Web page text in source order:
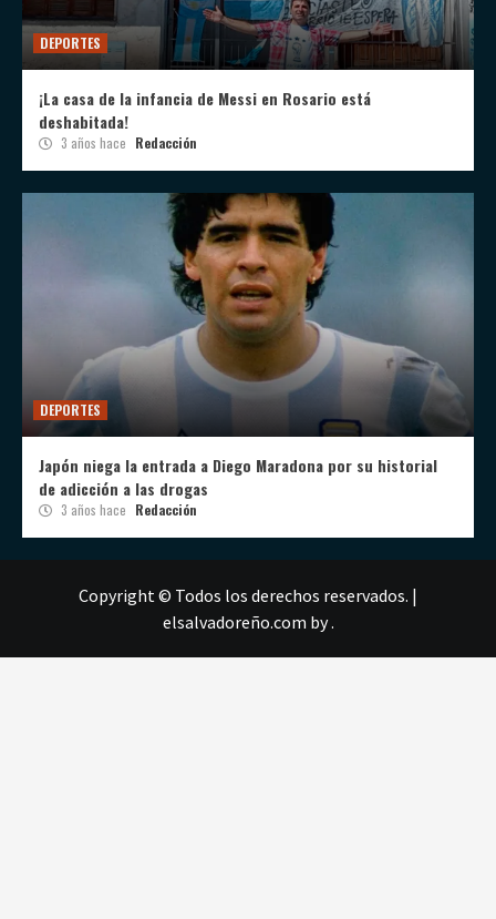
DEPORTES
¡La casa de la infancia de Messi en Rosario está
deshabitada!
3 años hace Redacción
DEPORTES
Japón niega la entrada a Diego Maradona por su historial
de adicción a las drogas
3 años hace Redacción
Copyright © Todos los derechos reservados. |
elsalvadoreño.com by .